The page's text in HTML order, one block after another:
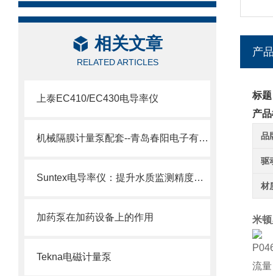
相关文章
RELATED ARTICLES
上泰EC410/EC430电导率仪
机械隔膜计量泵配套--青岛春阳电子有限公司
Suntex电导率仪：提升水质监测精度与效率的关键
加药泵在加药设备上的作用
Tekna电磁计量泵
产
标
产
品
驱
材
米
流